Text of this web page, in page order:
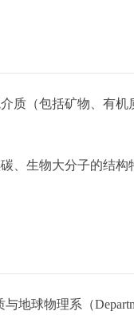
质（包括矿物、有
、生物大分子的结
球物理系（